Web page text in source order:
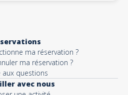
ma réservation ?
ma réservation ?
aux questions
avec nous